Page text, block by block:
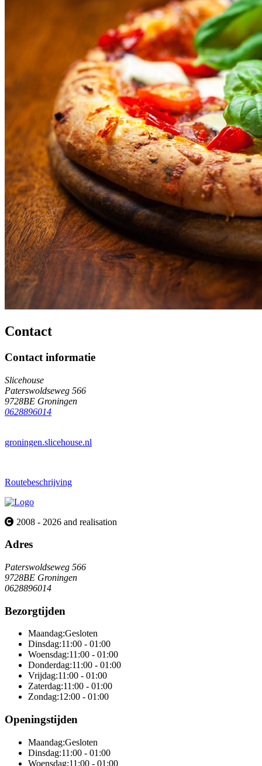
Contact
Contact informatie
Slicehouse
Paterswoldseweg 566
9728BE Groningen
0628896014
groningen.slicehouse.nl
Routebeschrijving
2008 - 2026 and realisation
Adres
Paterswoldseweg 566
9728BE Groningen
0628896014
Bezorgtijden
Maandag:Gesloten
Dinsdag:11:00 - 01:00
Woensdag:11:00 - 01:00
Donderdag:11:00 - 01:00
Vrijdag:11:00 - 01:00
Zaterdag:11:00 - 01:00
Zondag:12:00 - 01:00
Openingstijden
Maandag:Gesloten
Dinsdag:11:00 - 01:00
Woensdag:11:00 - 01:00